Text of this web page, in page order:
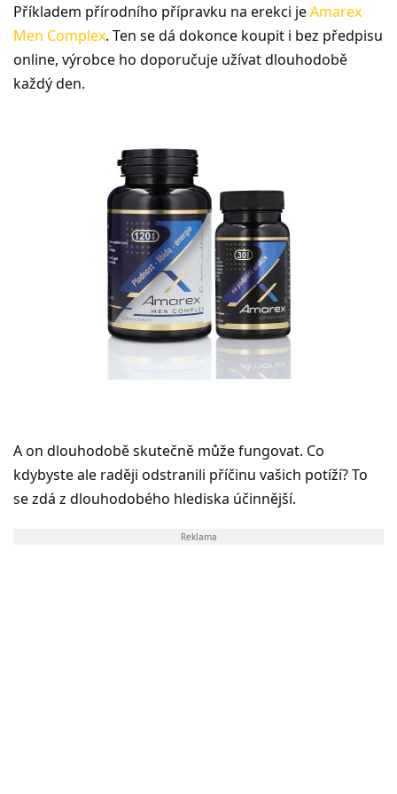
Příkladem přírodního přípravku na erekci jeAmarex
Men Complex. Ten se dá dokonce koupit i bez předpisu
online, výrobce ho doporučuje užívat dlouhodobě
každý den.
A on dlouhodobě skutečně může fungovat. Co
kdybyste ale raději odstranili příčinu vašich potíží? To
se zdá z dlouhodobého hlediska účinnější.
Reklama